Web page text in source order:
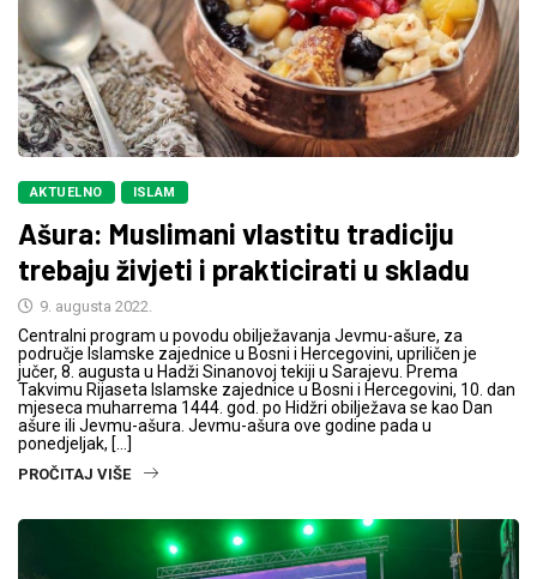
AKTUELNO ISLAM
Ašura: Muslimani vlastitu tradiciju
trebaju živjeti i prakticirati u skladu
9. augusta 2022.
Centralni program u povodu obilježavanja Jevmu-ašure, za
područje Islamske zajednice u Bosni i Hercegovini, upriličen je
jučer, 8. augusta u Hadži Sinanovoj tekiji u Sarajevu. Prema
Takvimu Rijaseta Islamske zajednice u Bosni i Hercegovini, 10. dan
mjeseca muharrema 1444. god. po Hidžri obilježava se kao Dan
ašure ili Jevmu-ašura. Jevmu-ašura ove godine pada u
ponedjeljak, […]
PROČITAJ VIŠE